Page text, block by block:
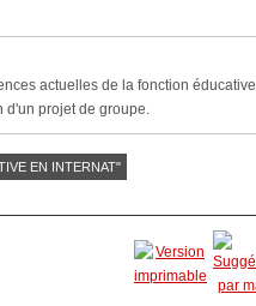
actuelles de la fonction éducative
d'un projet de groupe.
EN INTERNAT"